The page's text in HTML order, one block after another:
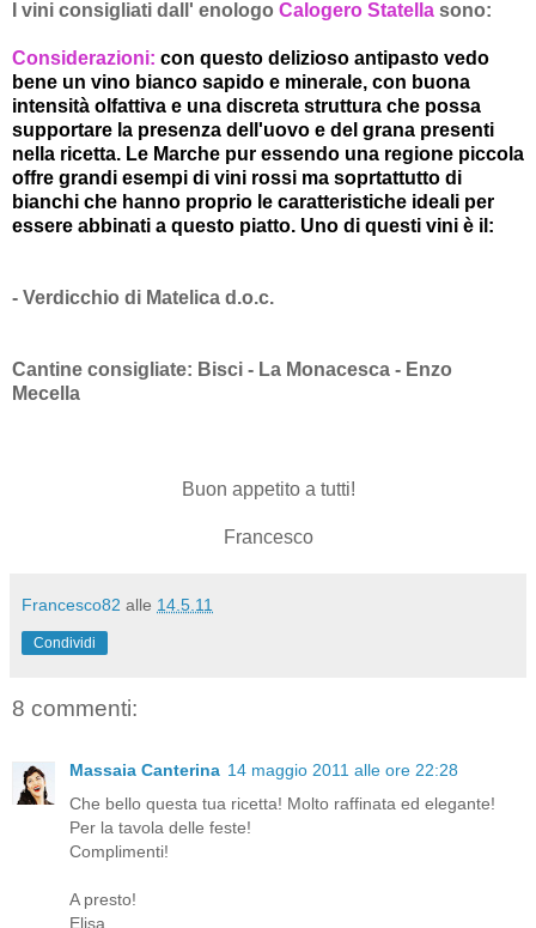
I vini consigliati dall' enologo Calogero Statella sono:
Considerazioni: con questo delizioso antipasto vedo
bene un vino bianco sapido e minerale, con buona
intensità olfattiva e una discreta struttura che possa
supportare la presenza dell'uovo e del grana presenti
nella ricetta. Le Marche pur essendo una regione piccola
offre grandi esempi di vini rossi ma soprtattutto di
bianchi che hanno proprio le caratteristiche ideali per
essere abbinati a questo piatto. Uno di questi vini è il:
- Verdicchio di Matelica d.o.c.
Cantine consigliate: Bisci - La Monacesca - Enzo
Mecella
Buon appetito a tutti!
Francesco
Francesco82 alle 14.5.11
Condividi
8 commenti:
Massaia Canterina 14 maggio 2011 alle ore 22:28
Che bello questa tua ricetta! Molto raffinata ed elegante!
Per la tavola delle feste!
Complimenti!
A presto!
Elisa